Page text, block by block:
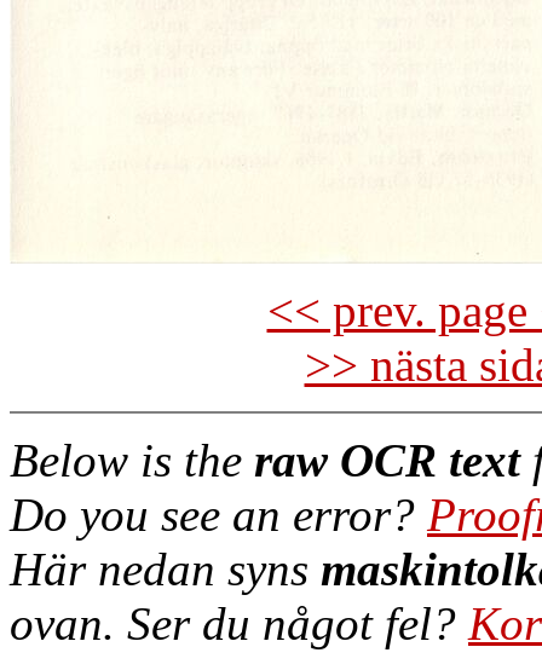
<< prev.
>> nästa
Below is the raw OCR text
Do you see an error?
Här nedan syns
ovan. Ser du något fel?